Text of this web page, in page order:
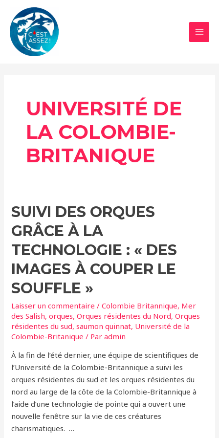
contenu
UNIVERSITÉ DE
LA COLOMBIE-
BRITANIQUE
SUIVI DES ORQUES
GRÂCE À LA
TECHNOLOGIE : « DES
IMAGES À COUPER LE
SOUFFLE »
Laisser un commentaire /Colombie Britannique, Mer
des Salish,orques,Orques résidentes du Nord,Orques
résidentes du sud,saumon quinnat, Université de la
Colombie-Britanique / Paradmin
À la fin de l’été dernier, une équipe de scientifiques de
l’Université de la Colombie-Britannique a suivi les
orques résidentes du sud et les orques résidentes du
nord au large de la côte de la Colombie-Britannique à
l’aide d’une technologie de pointe qui a ouvert une
nouvelle fenêtre sur la vie de ces créatures
charismatiques. …